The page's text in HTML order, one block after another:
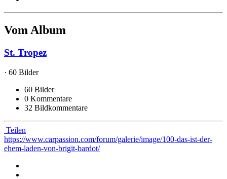
Vom Album
St. Tropez
· 60 Bilder
60 Bilder
0 Kommentare
32 Bildkommentare
Teilen
https://www.carpassion.com/forum/galerie/image/100-das-ist-der-
ehem-laden-von-brigit-bardot/